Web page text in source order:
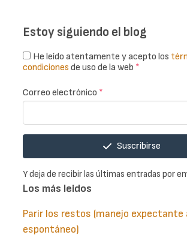
Estoy siguiendo el blog
He leído atentamente y acepto los
condiciones de uso de la web *
Correo electrónico *
Suscribirse
Y deja de recibir las últimas entradas por
Los más leidos
Parir los restos (manejo expectante
espontáneo)